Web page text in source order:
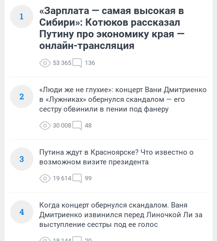
1
«Зарплата — самая высокая в
Сибири»: Котюков рассказал
Путину про экономику края —
онлайн-трансляция
53 365 136
2
«Люди же не глухие»: концерт Вани Дмитриенко
в «Лужниках» обернулся скандалом — его
сестру обвинили в пении под фанеру
30 008 48
3
Путина ждут в Красноярске? Что известно о
возможном визите президента
19 614 99
4
Когда концерт обернулся скандалом. Ваня
Дмитриенко извинился перед Линочкой Ли за
выступление сестры под ее голос